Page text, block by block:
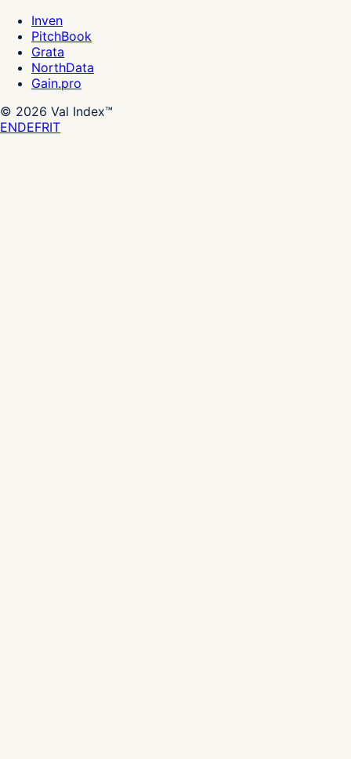
Inven
PitchBook
Grata
NorthData
Gain.pro
© 2026 Val Index™
ENDEFRIT